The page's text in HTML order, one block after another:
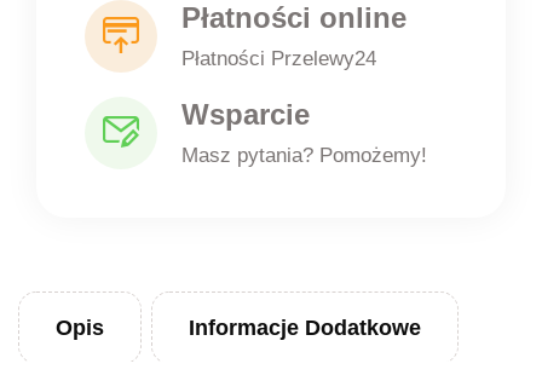
Płatności online
Płatności Przelewy24
Wsparcie
Masz pytania? Pomożemy!
Opis Informacje Dodatkowe